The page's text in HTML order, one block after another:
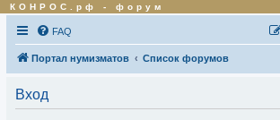
КОНРОС.рф - форум
FAQ
Портал нумизматов Список форумов
Вход